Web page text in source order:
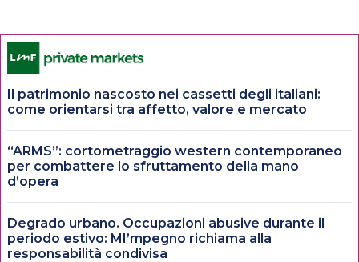
Il patrimonio nascosto nei cassetti degli italiani:
come orientarsi tra affetto, valore e mercato
“ARMS”: cortometraggio western contemporaneo
per combattere lo sfruttamento della mano
d’opera
Degrado urbano. Occupazioni abusive durante il
periodo estivo: MI’mpegno richiama alla
responsabilità condivisa